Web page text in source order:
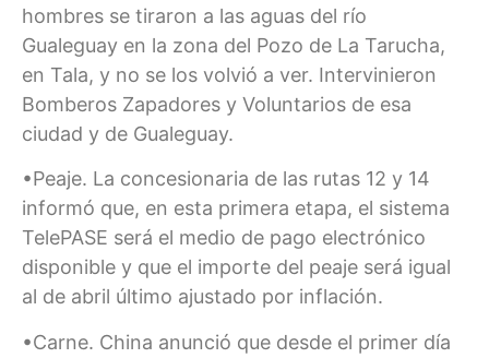
hombres se tiraron a las aguas del río
Gualeguay en la zona del Pozo de La Tarucha,
en Tala, y no se los volvió a ver. Intervinieron
Bomberos Zapadores y Voluntarios de esa
ciudad y de Gualeguay.
•Peaje. La concesionaria de las rutas 12 y 14
informó que, en esta primera etapa, el sistema
TelePASE será el medio de pago electrónico
disponible y que el importe del peaje será igual
al de abril último ajustado por inflación.
•Carne. China anunció que desde el primer día